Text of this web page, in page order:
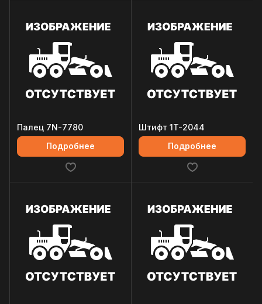
Палец 7N-7780
Подробнее
Штифт 1T-2044
Подробнее